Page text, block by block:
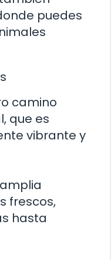
puedes
camino
que es
vibrante y
frescos,
hasta